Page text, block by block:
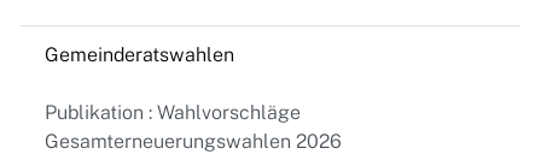
Gemeinderatswahlen
Publikation : Wahlvorschläge
Gesamterneuerungswahlen 2026